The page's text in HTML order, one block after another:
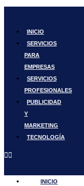
Ir
INICIO
SERVICIOS
PARA
EMPRESAS
SERVICIOS
PROFESIONALES
PUBLICIDAD
Y
MARKETING
TECNOLOGÍA
INICIO